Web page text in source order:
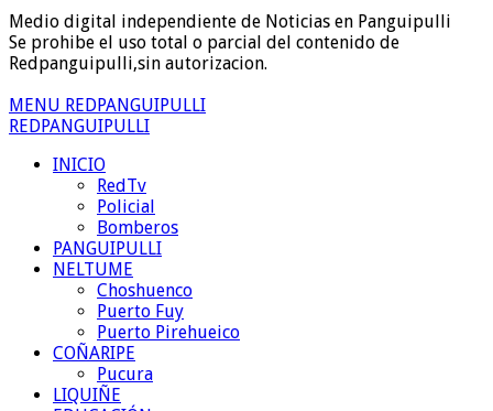
Medio digital independiente de Noticias en Panguipulli
Se prohibe el uso total o parcial del contenido de
Redpanguipulli,sin autorizacion.
MENU REDPANGUIPULLI
REDPANGUIPULLI
INICIO
RedTv
Policial
Bomberos
PANGUIPULLI
NELTUME
Choshuenco
Puerto Fuy
Puerto Pirehueico
COÑARIPE
Pucura
LIQUIÑE